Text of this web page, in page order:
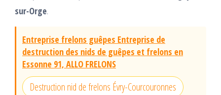
sur-Orge.
Entreprise frelons guêpes Entreprise de
destruction des nids de guêpes et frelons en
Essonne 91, ALLO FRELONS
Destruction nid de frelons Évry-Courcouronnes